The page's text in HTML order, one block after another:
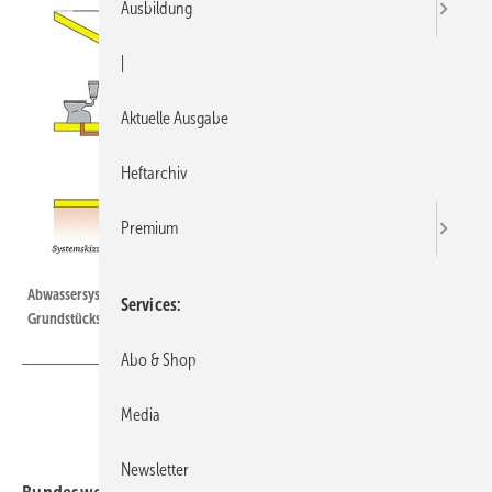
Abwassersysteme betrachten die Kommunen als ­Einheit, die ab
Grundstücksgrenze nicht zur Privat­sache werden.
Ausbildung
Aktuelle Ausgabe
Heftarchiv
Premium
Services
Abo & Shop
Media
Newsletter